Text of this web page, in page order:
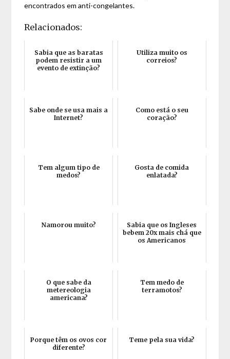
encontrados em anti-congelantes.
Relacionados:
Sabia que as baratas
podem resistir a um
evento de extinção?
Utiliza muito os
correios?
Sabe onde se usa mais a
Internet?
Como está o seu
coração?
Tem algum tipo de
medos?
Gosta de comida
enlatada?
Namorou muito?
Sabia que os Ingleses
bebem 20x mais chá que
os Americanos
O que sabe da
metereologia
americana?
Tem medo de
terramotos?
Porque têm os ovos cor
diferente?
Teme pela sua vida?